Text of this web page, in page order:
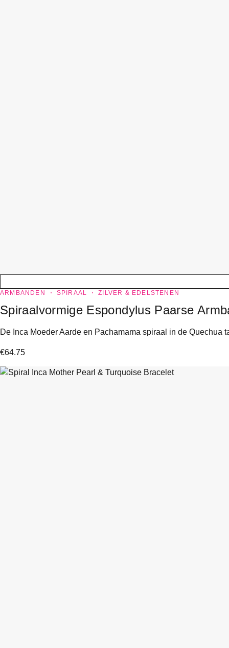
ARMBANDEN SPIRAAL ZILVER & EDELSTENEN
Spiraalvormige Espondylus Paarse
De Inca Moeder Aarde en Pachamama spiraal in de
€64.75